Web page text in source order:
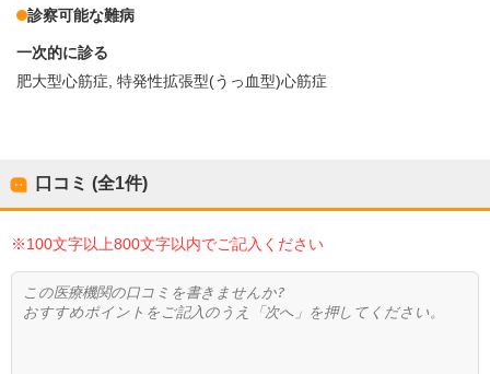
診察可能な難病
一次的に診る
肥大型心筋症 特発性拡張型(うっ血型)心筋症
口コミ (全1件)
※100文字以上800文字以内でご記入ください